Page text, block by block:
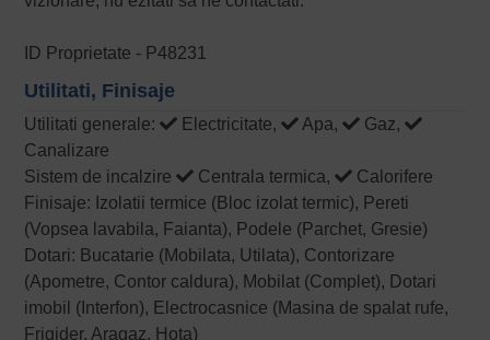
ID Proprietate - P48231
Utilitati, Finisaje
Utilitati generale: Electricitate, Apa,
Gaz,
Canalizare
Sistem de incalzire
Centrala termica,
Calorifere
Finisaje: Izolatii termice (Bloc izolat termic), Pereti
(Vopsea lavabila, Faianta), Podele (Parchet, Gresie)
Dotari: Bucatarie (Mobilata, Utilata), Contorizare
(Apometre, Contor caldura), Mobilat (Complet), Dotari
imobil (Interfon), Electrocasnice (Masina de spalat rufe,
Frigider, Aragaz, Hota)